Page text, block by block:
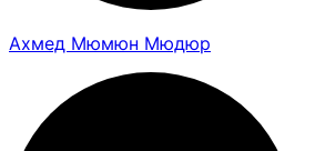
Ахмед Мюмюн Мюдюр